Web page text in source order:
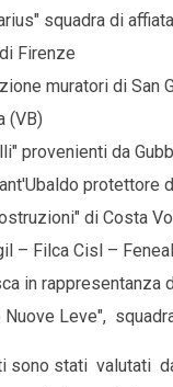
squadra di
Firenze
muratori di San
(VB)
provenienti da
protettore
di Costa
– Filca Cisl –
in rappresentanza
Leve",
sono stati valutati